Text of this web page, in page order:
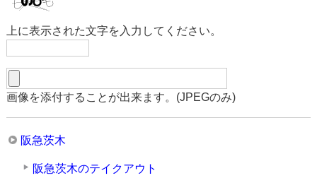
上に表示された文字を入力してください。
画像を添付することが出来ます。(JPEGのみ)
阪急茨木
阪急茨木のテイクアウト